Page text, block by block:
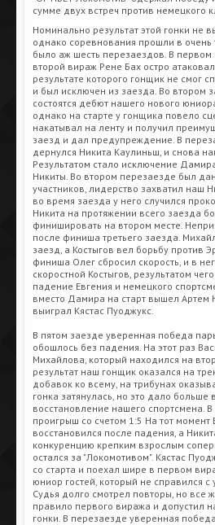
сумме двух встреч против немецкого
Номинально результат этой гонки не
однако соревнования прошли в очень
было аж шесть перезаездов. В
второй вираж Рене Бах остро
результате которого гонщик не смог
и был исключен из заезда. Во втором
состоятся дебют нашего нового
однако на старте у гонщика повело
накатывал на ленту и получил
заезд и дал предупреждение. В
дернулся Никита Каулиньш, и снова
Результатом стало исключение
Никиты. Во втором перезаезде был
участников, лидерство захватил наш
во время заезда у него случился
Никита на протяжении всего заезда
финишировать на втором месте.
после финиша третьего заезда.
заезд, а Костыгов вел борьбу против
финиша Олег сбросил скорость, и в
скоростной Костыгов, результатом
падение Евгения и немецкого
вместо Дамира на старт вышел Артем
выиграл Кястас Пуоджукс.
В пятом заезде уверенная победа
обошлось без падения. На этот раз
Михайлова, который находился на
результат наш гонщик оказался на
добавок ко всему, на трибунах
гонка затянулась, но это дало больше
восстановление нашего спортсмена.
проигрыш со счетом 1:5 На тот момент
восстановился после падения, а
конкуренцию крепким взрослым
остался за "Локомотивом". Кястас
со старта и поехал шире в первом
юниор гостей, который не справился с
Судья долго смотрел повторы, но все
правило первого виража и допустил
гонки. В перезаезде уверенная